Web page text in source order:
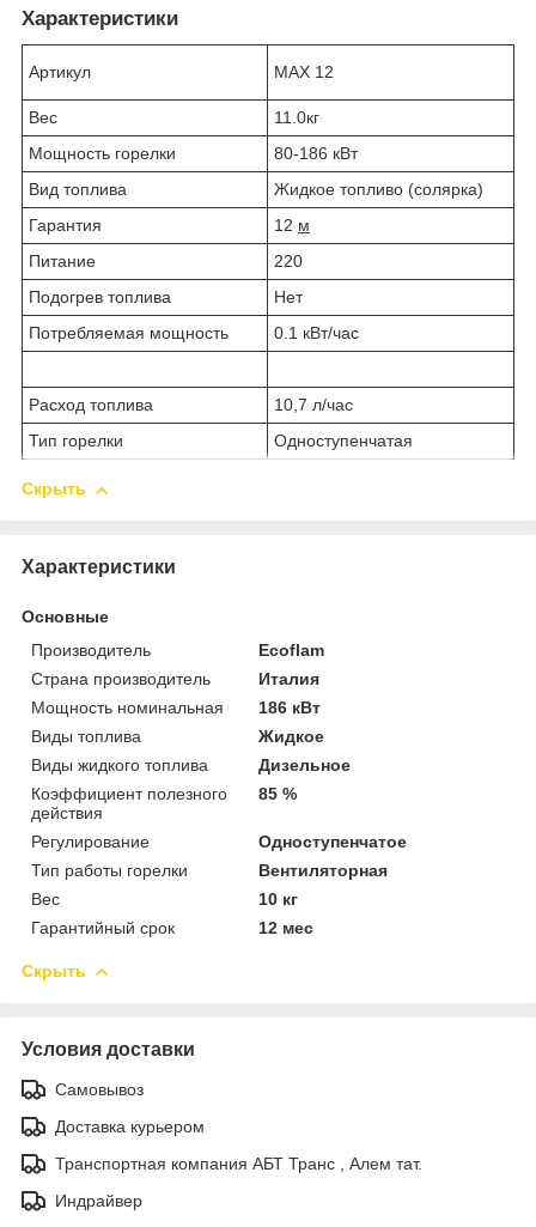
Характеристики
Артикул MAХ 12
Вес
11.0кг
Мощность горелки
80-186 кВт
Вид топлива
Жидкое топливо (солярка)
Гарантия
12 м
Питание
220
Подогрев топлива
Нет
Потребляемая мощность
0.1 кВт/час
Расход топлива
10,7 л/час
Тип горелки
Одноступенчатая
Скрыть
Характеристики
Основные
Производитель
Ecoflam
Страна производитель
Италия
Мощность номинальная
186 кВт
Виды топлива
Жидкое
Виды жидкого топлива
Дизельное
Коэффициент полезного
действия
85 %
Регулирование
Одноступенчатое
Тип работы горелки
Вентиляторная
Вес
10 кг
Гарантийный срок
12 мес
Скрыть
Условия доставки
Самовывоз
Доставка курьером
Транспортная компания АБТ Транс , Алем тат.
Индрайвер